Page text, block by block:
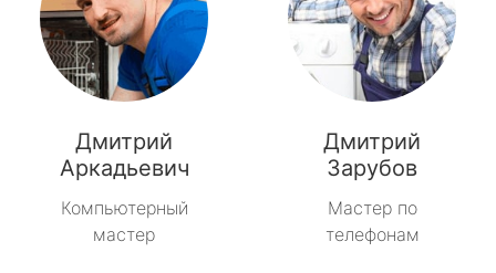
Дмитрий
Аркадьевич
Компьютерный
мастер
Дмитрий
Зарубов
Мастер по
телефонам